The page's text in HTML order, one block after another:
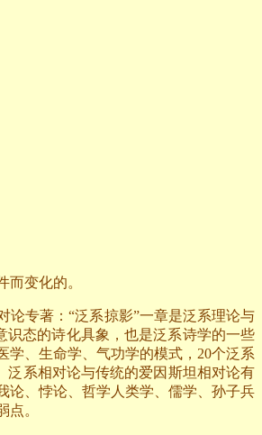
变化的。
论专著：“泛系掠影”一章是泛系理论与
识态的诗化具象，也是泛系诗学的一些
学、生命学、气功学的模式，20个泛系
泛系相对论与传统的爱因斯坦相对论有
论、悖论、哲学人类学、儒学、孙子兵
。